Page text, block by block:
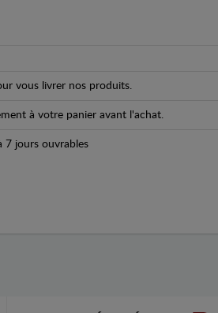
vous livrer nos produits.
à votre panier avant l'achat.
7 jours ouvrables